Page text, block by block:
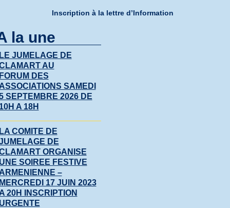
Inscription à la lettre d’Information
la une
JUMELAGE DE
AU
DES
SAMEDI
SEPTEMBRE 2026 DE
A 18H
COMITE DE
DE
ORGANISE
SOIREE FESTIVE
–
17 JUIN 2023
20H INSCRIPTION